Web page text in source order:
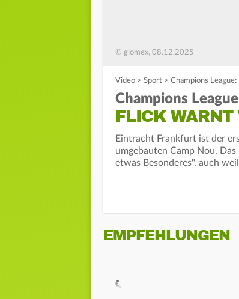
© glomex, 08.12.2025
Video > Sport > Champions
Champions
FLICK WARNT
Eintracht Frankfurt ist der
umgebauten Camp Nou.
etwas Besonderes", auch
EMPFEHLUNGEN